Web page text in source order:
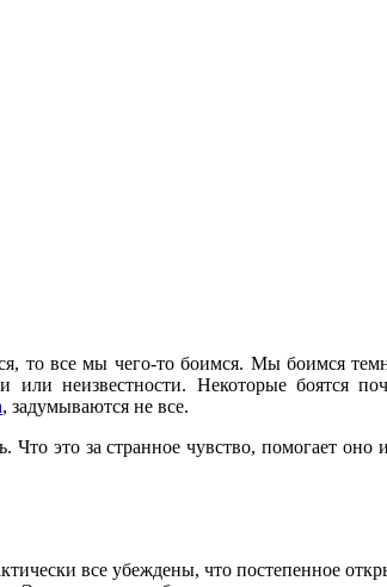
то все мы чего-то боимся. Мы боимся
или неизвестности. Некоторые боятся
, задумываются не все.
это за странное чувство, помогает оно
все убеждены, что постепенное